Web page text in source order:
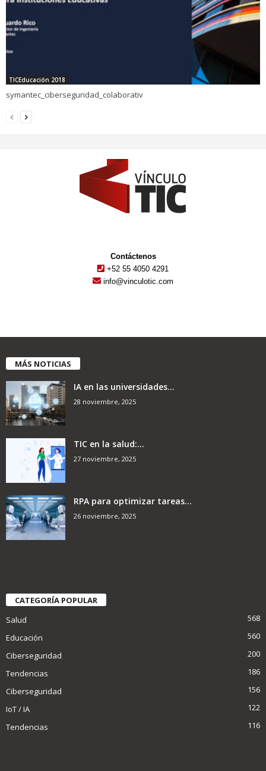
TICEducación 2018
symantec_ciberseguridad_colaborativ
Contáctenos
+52 55 4050 4291
info@vinculotic.com
MÁS NOTICIAS
IA en las universidades...
28 noviembre, 2025
TIC en la salud:...
27 noviembre, 2025
RPA para optimizar tareas...
26 noviembre, 2025
CATEGORÍA POPULAR
Salud
568
Educación
560
Ciberseguridad
200
Tendencias
186
Ciberseguridad
156
IoT / IA
122
Tendencias
116